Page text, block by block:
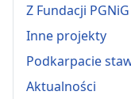
Z Fundacji PGNiG
Inne projekty
Podkarpacie
Aktualności